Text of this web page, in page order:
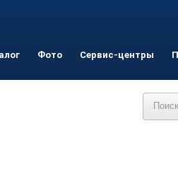
Фото Сервис-центры